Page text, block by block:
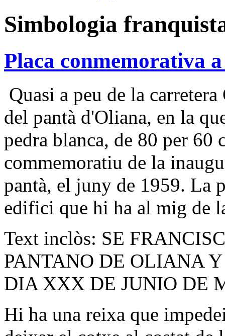
Simbologia
Placa conmemorativa
Quasi a peu de la
del pantà d'Oliana, en la
pedra blanca, de 80 per 60
commemoratiu de la
pantà, el juny de 1959. La
edifici que hi ha al mig de
Text inclòs: SE
PANTANO DE OLIANA
DIA XXX DE JUNIO DE
Hi ha una reixa que